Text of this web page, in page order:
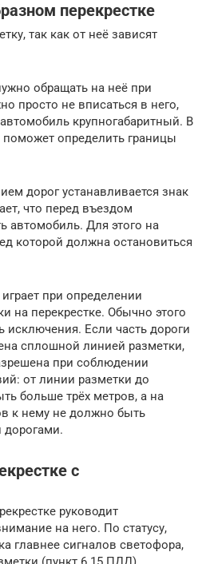
перекрестке
так как от неё зависят
обращать на неё при
просто не вписаться в него,
крупногабаритный. В
поможет определить границы
дорог устанавливается знак
что перед въездом
автомобиль. Для этого на
которой должна остановиться
при определении
на перекрестке. Обычно этого
исключения. Если часть дороги
сплошной линией разметки,
при соблюдении
от линии разметки до
больше трёх метров, а на
к нему не должно быть
дорогами.
с
руководит
на него. По статусу,
главнее сигналов светофора,